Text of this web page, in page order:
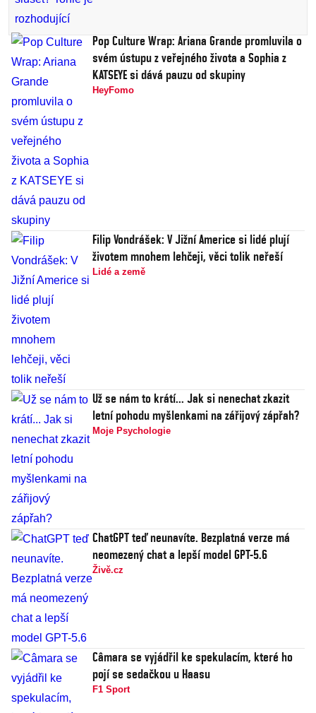
Pop Culture Wrap: Ariana Grande promluvila o
svém ústupu z veřejného života a Sophia z
KATSEYE si dává pauzu od skupiny
HeyFomo
Filip Vondrášek: V Jižní Americe si lidé plují
životem mnohem lehčeji, věci tolik neřeší
Lidé a země
Už se nám to krátí... Jak si nenechat zkazit
letní pohodu myšlenkami na zářijový zápřah?
Moje Psychologie
ChatGPT teď neunavíte. Bezplatná verze má
neomezený chat a lepší model GPT-5.6
Živě.cz
Câmara se vyjádřil ke spekulacím, které ho
pojí se sedačkou u Haasu
F1 Sport